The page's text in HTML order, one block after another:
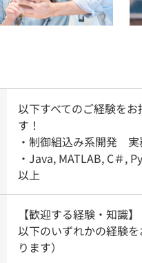
以下すべてのご経験を
す！
・制御組込み系開発
・Java, MATLAB, C＃
以上
【歓迎する経験・知識】
以下のいずれかの経験
ります）